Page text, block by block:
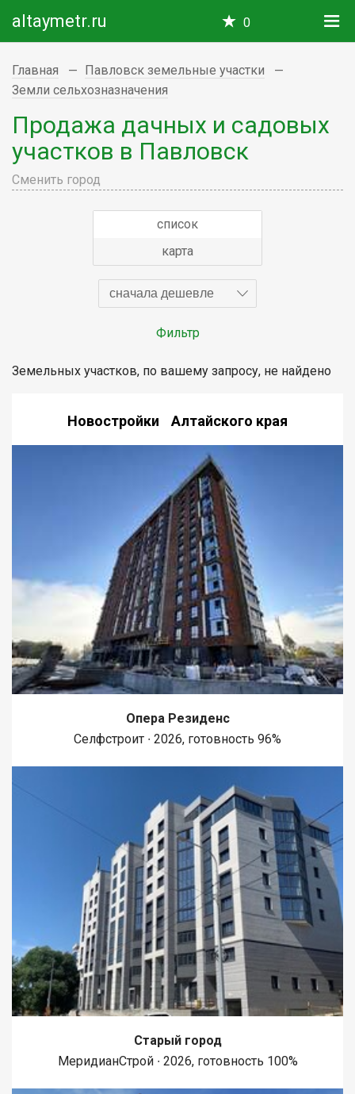
altaymetr.ru 0
Главная
Павловск земельные участки
Земли сельхозназначения
Продажа дачных и садовых
участков в Павловск
Сменить город
список
карта
сначала дешевле
Фильтр
Земельных участков, по вашему запросу, не найдено
Новостройки Алтайского края
Опера Резиденс
Селфстроит ∙ 2026, готовность 96%
Старый город
МеридианСтрой ∙ 2026, готовность 100%